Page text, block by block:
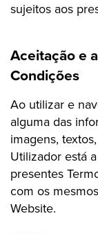
sujeitos aos
Aceitação e
Condições
Ao utilizar e
alguma das
imagens,
Utilizador está
presentes
com os
Website.